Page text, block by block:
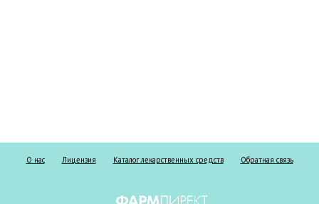
О нас Лицензия Каталог лекарственных средств Обратная связь